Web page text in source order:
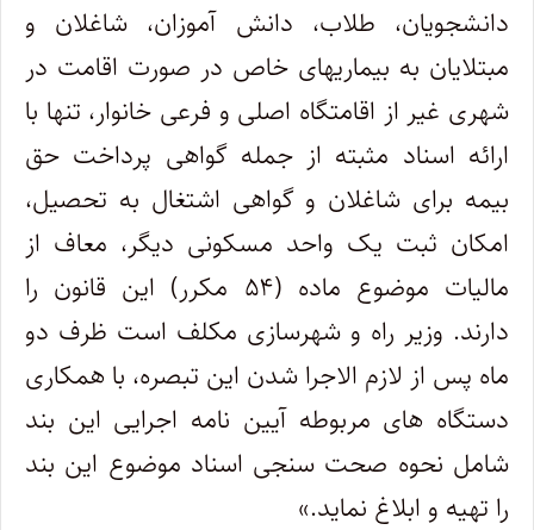
دانشجویان، طلاب، دانش آموزان، شاغلان و
مبتلایان به بیماریهای خاص در صورت اقامت در
شهری غیر از اقامتگاه اصلی و فرعی خانوار، تنها با
ارائه اسناد مثبته از جمله گواهی پرداخت حق
بیمه برای شاغلان و گواهی اشتغال به تحصیل،
امکان ثبت یک واحد مسکونی دیگر، معاف از
مالیات موضوع ماده (۵۴ مکرر) این قانون را
دارند. وزیر راه و شهرسازی مکلف است ظرف دو
ماه پس از لازم الاجرا شدن این تبصره، با همکاری
دستگاه های مربوطه آیین نامه اجرایی این بند
شامل نحوه صحت سنجی اسناد موضوع این بند
را تهیه و ابلاغ نماید.»